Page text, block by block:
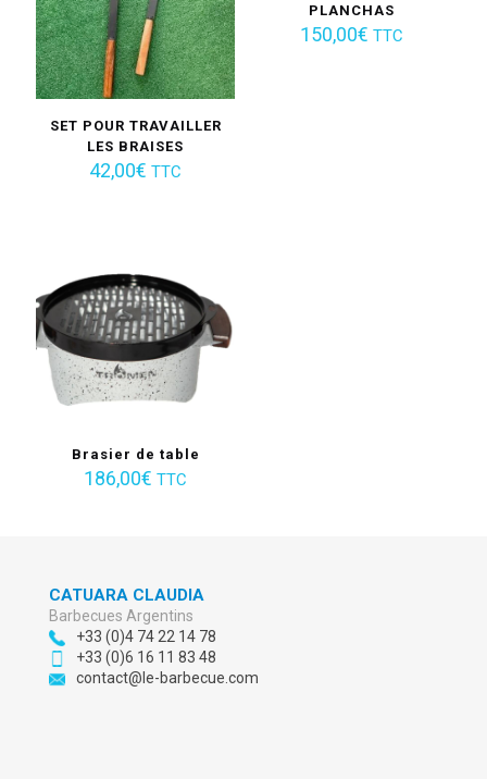
SET POUR TRAVAILLER
LES BRAISES
42,00€ TTC
PLANCHAS
150,00€ TTC
Brasier de table
186,00€ TTC
CATUARA CLAUDIA
Barbecues Argentins
+33 (0)4 74 22 14 78
+33 (0)6 16 11 83 48
contact@le-barbecue.com